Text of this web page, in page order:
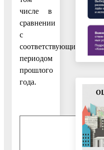
числе в
сравнении
с
соответствующим
периодом
прошлого
года.